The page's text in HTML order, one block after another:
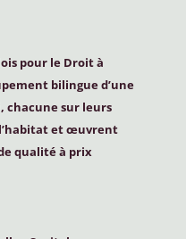
pour le Droit à
bilingue d’une
chacune sur leurs
et œuvrent
qualité à prix